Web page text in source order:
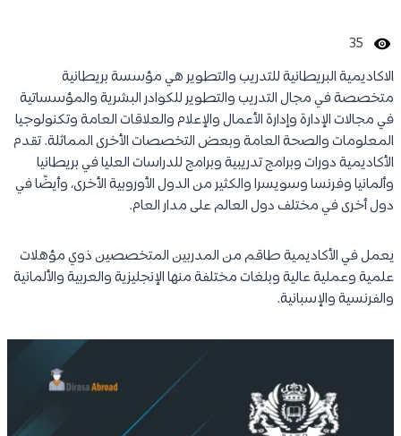
35
الاكاديمية البريطانية للتدريب والتطوير هي مؤسسة بريطانية
متخصصة في مجال التدريب والتطوير للكوادر البشرية والمؤسساتية
في مجالات الإدارة وإدارة الأعمال والإعلام والعلاقات العامة وتكنولوجيا
المعلومات والصحة العامة وبعض التخصصات الأخرى المماثلة. تقدم
الأكاديمية دورات وبرامج تدريبية وبرامج للدراسات العليا في بريطانيا
وألمانيا وفرنسا وسويسرا والكثير من الدول الأوروبية الأخرى، وأيضًا في
دول أخرى في مختلف دول العالم على مدار العام.
يعمل في الأكاديمية طاقم من المدربين المتخصصين ذوي مؤهلات
علمية وعملية عالية وبلغات مختلفة منها الإنجليزية والعربية والألمانية
والفرنسية والإسبانية.